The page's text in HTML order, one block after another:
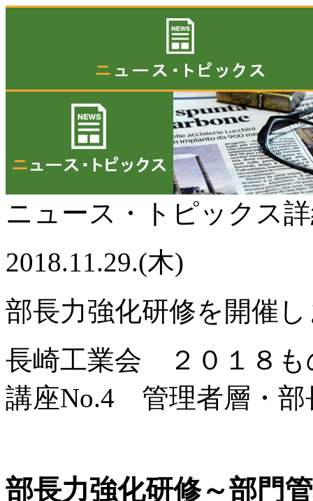
ニュース・トピックス
2018.11.29.(木)
部長力強化研修を開催
長崎工業会 ２０１８
講座No.4 管理者層・部
部長力強化研修～部門